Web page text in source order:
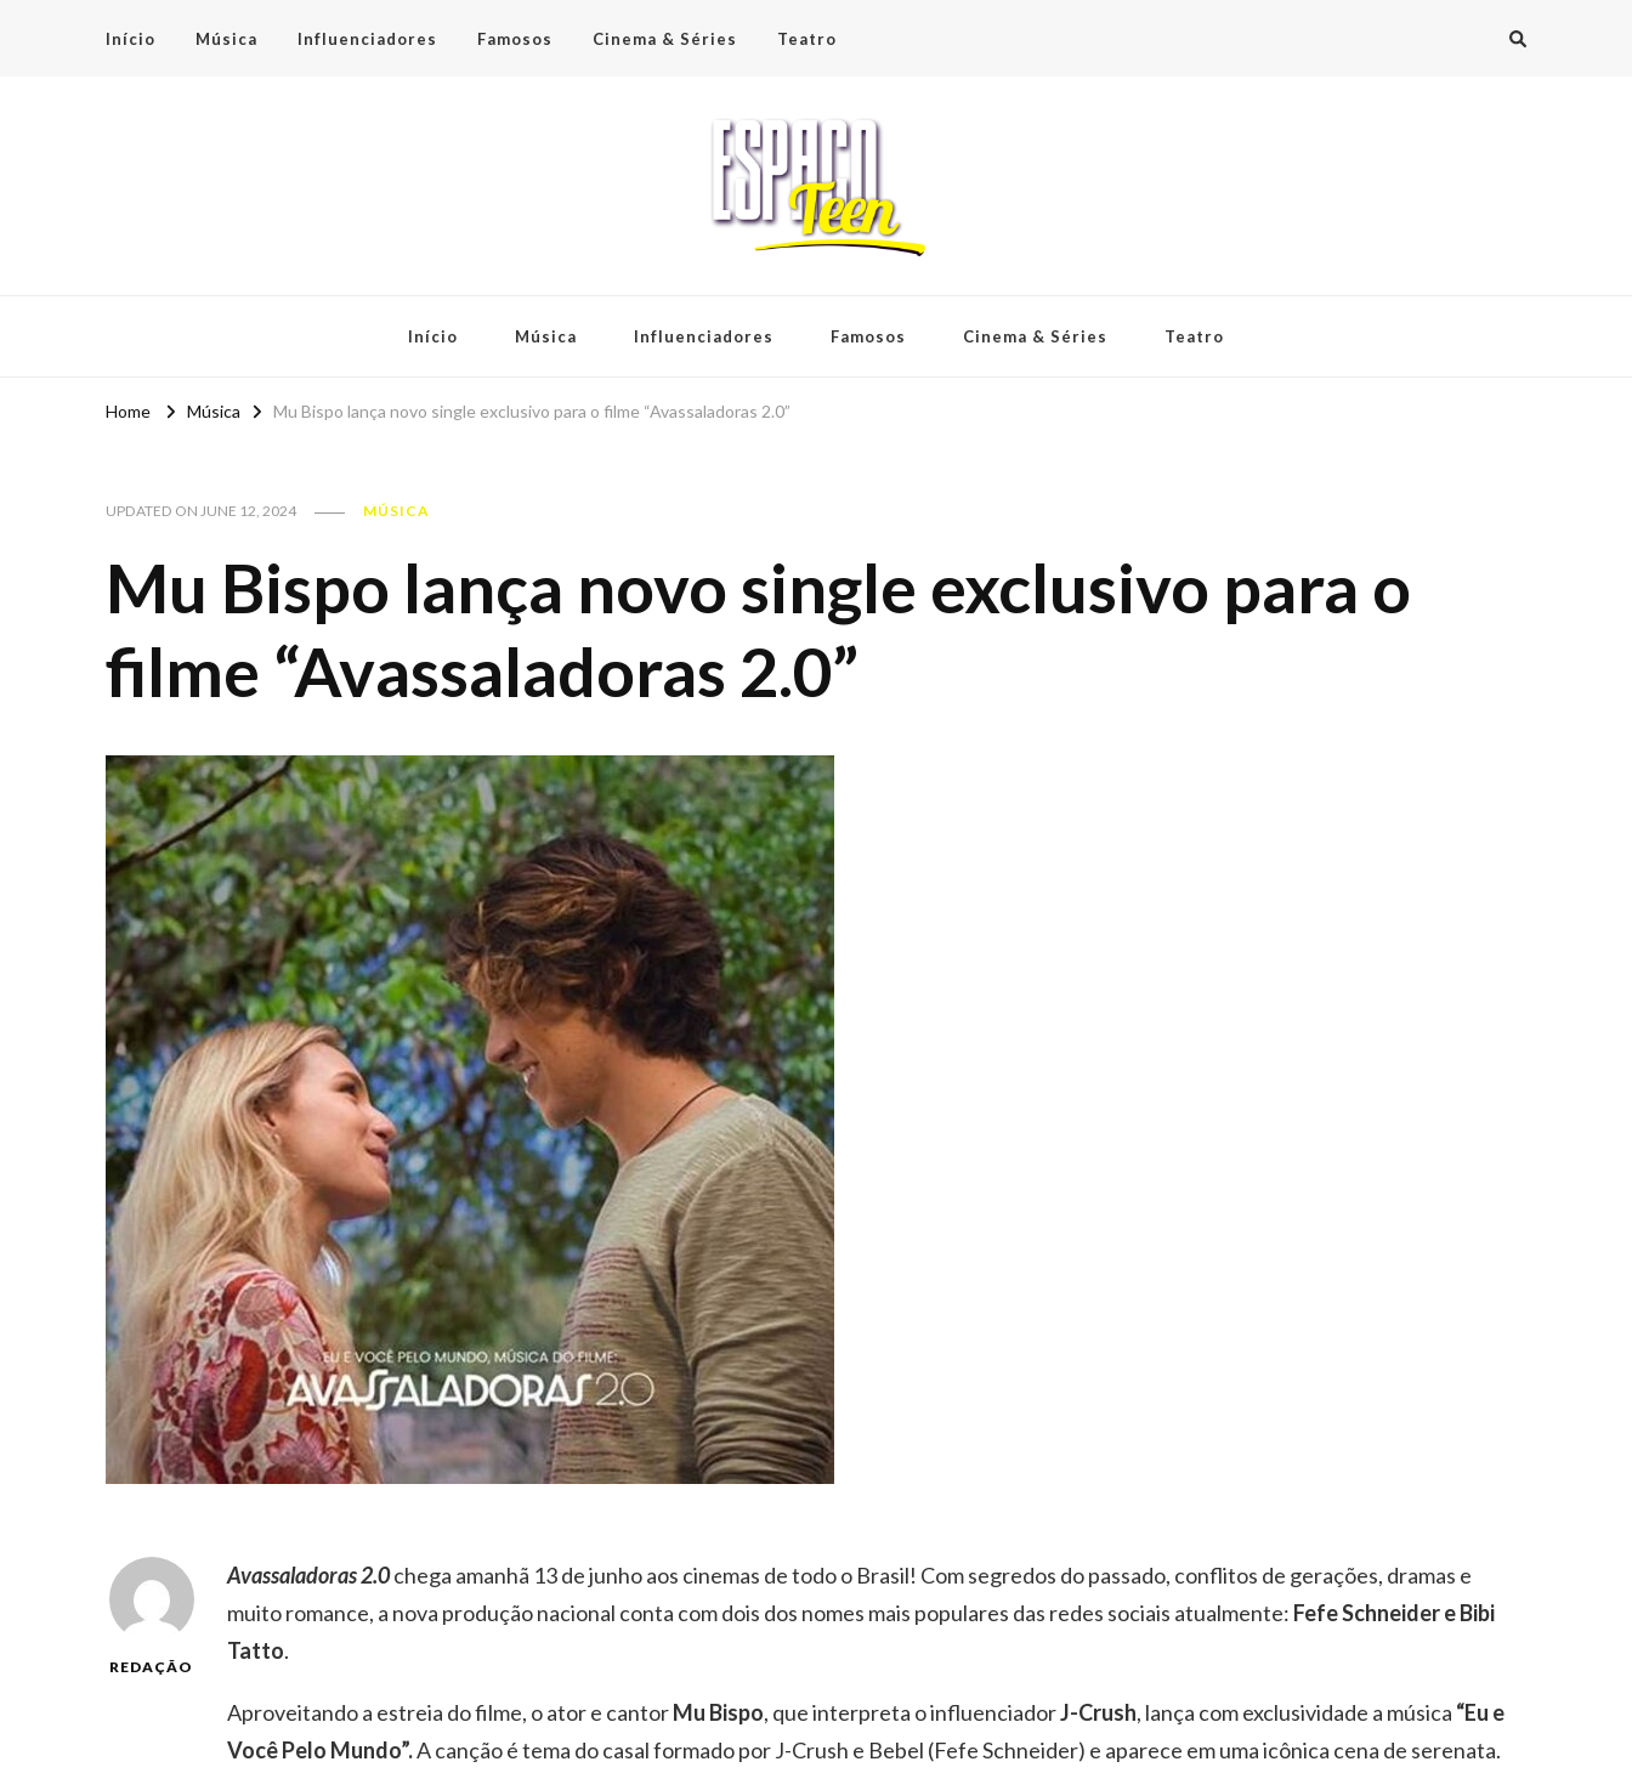
Início Música Influenciadores Famosos Cinema & Séries Teatro
Início Música Influenciadores Famosos Cinema & Séries Teatro
Home Música Mu Bispo lança novo single exclusivo para o filme “Avassaladoras 2.0”
UPDATED ON JUNE 12, 2024 MÚSICA
Mu Bispo lança novo single exclusivo para o
filme “Avassaladoras 2.0”
REDAÇÃO
Avassaladoras 2.0chega amanhã 13 de junho aos cinemas de todo o Brasil! Com segredos do passado, conflitos de gerações, dramas e
muito romance, a nova produção nacional conta com dois dos nomes mais populares das redes sociais atualmente: Fefe Schneider e Bibi
Tatto.
Aproveitando a estreia do filme, o ator e cantorMu Bispo, que interpreta o influenciadorJ-Crush, lança com exclusividade a música “Eu e
Você Pelo Mundo”.A canção é tema do casal formado por J-Crush e Bebel (Fefe Schneider) e aparece em uma icônica cena de serenata.